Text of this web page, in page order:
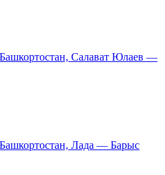
Салават Юлаев —
Лада — Барыс